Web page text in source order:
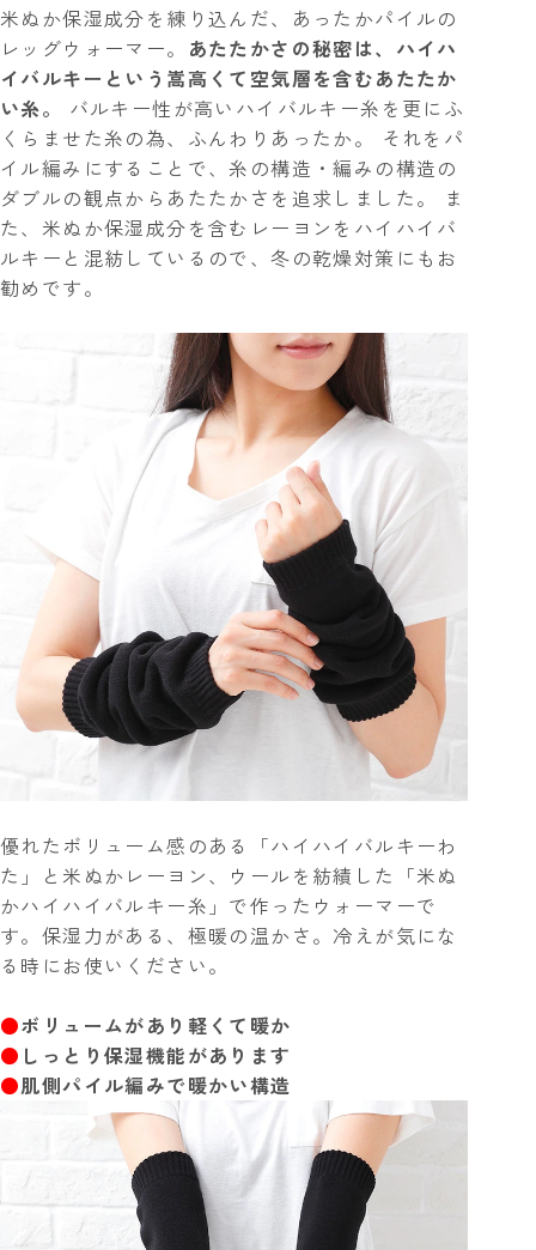
米ぬか保湿成分を練り込んだ、あったかパイルの
レッグウォーマー。 あたたかさの秘密は、ハイハ
イバルキーという嵩高くて空気層を含むあたたか
い糸。
バルキー性が高いハイバルキー糸を更にふ
くらませた糸の為、ふんわりあったか。 それをパ
イル編みにすることで、糸の構造・編みの構造の
ダブルの観点からあたたかさを追求しました。 ま
た、米ぬか保湿成分を含むレーヨンをハイハイバ
ルキーと混紡しているので、冬の乾燥対策にもお
勧めです。
優れたボリューム感のある「ハイハイバルキーわ
た」と米ぬかレーヨン、ウールを紡績した「米ぬ
かハイハイバルキー糸」で作ったウォーマーで
す。保湿力がある、極暖の温かさ。冷えが気にな
る時にお使いください。
●ボリュームがあり軽くて暖か
● しっとり保湿機能があります
●肌側パイル編みで暖かい構造